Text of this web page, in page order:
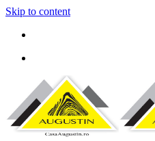
Skip to content